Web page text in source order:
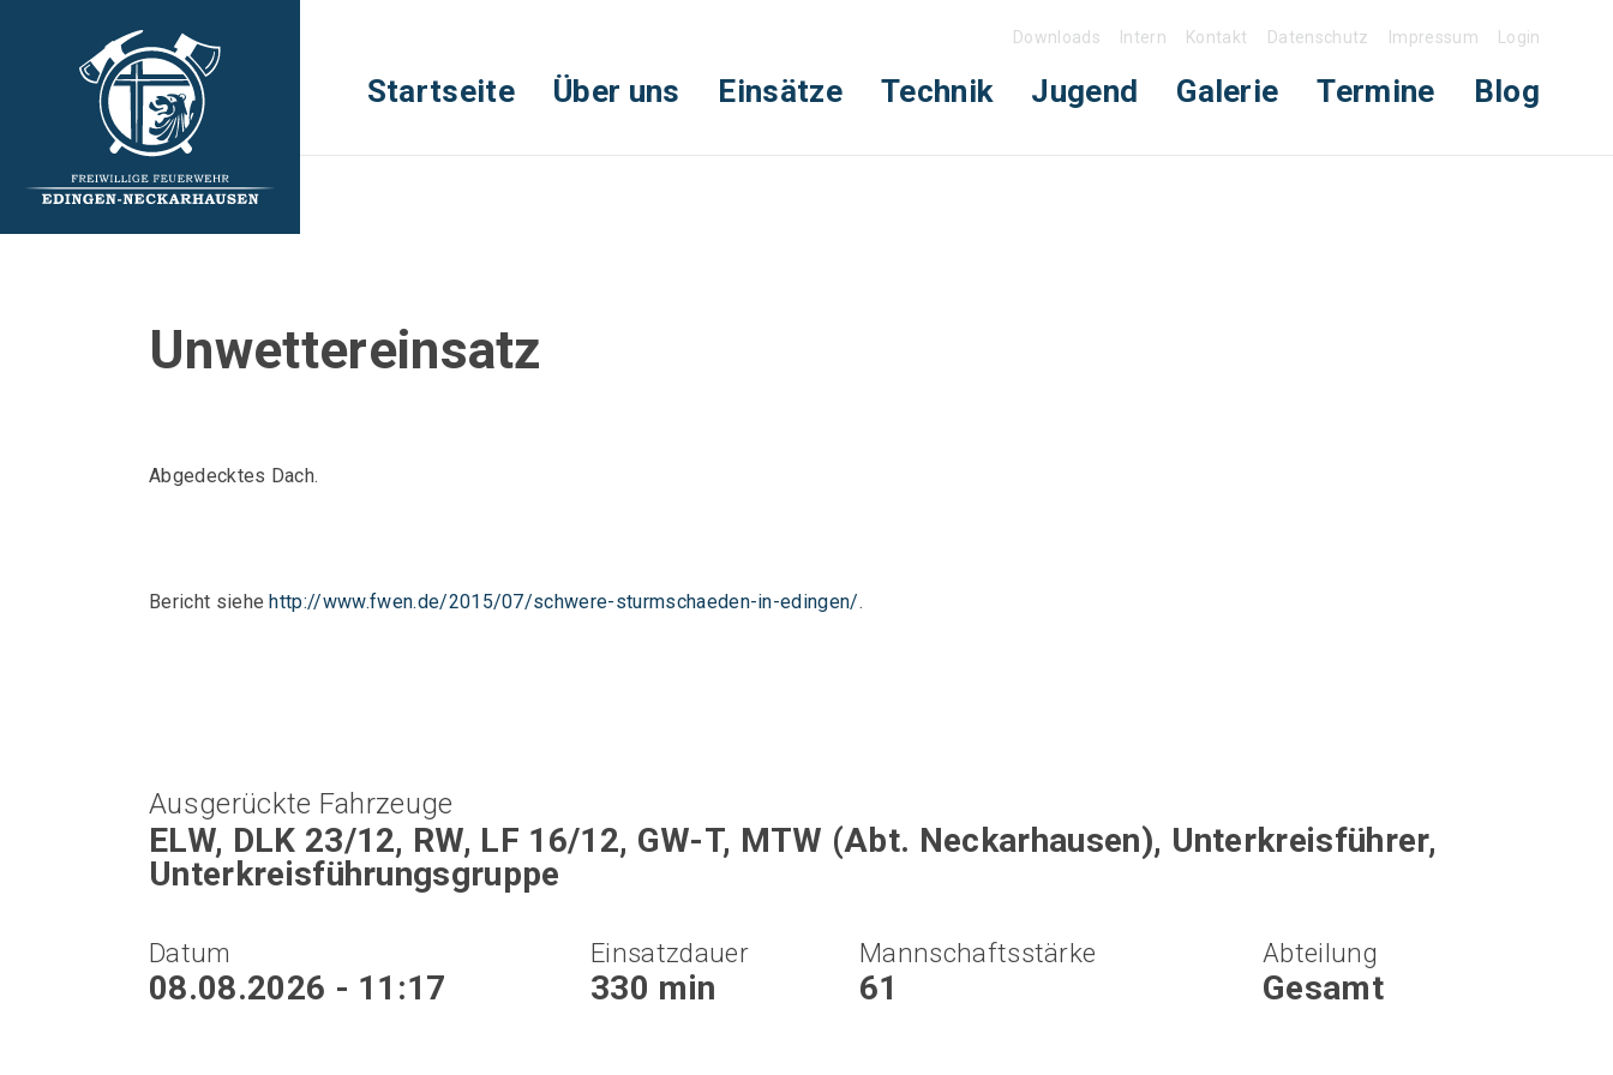
Downloads Intern Kontakt Datenschutz Impressum Login
Startseite Über uns Einsätze Technik Jugend Galerie Termine Blog
Unwettereinsatz
Abgedecktes Dach.
Bericht siehe http://www.fwen.de/2015/07/schwere-sturmschaeden-in-edingen/.
Ausgerückte Fahrzeuge
ELW, DLK 23/12, RW, LF 16/12, GW-T, MTW (Abt. Neckarhausen), Unterkreisführer,
Unterkreisführungsgruppe
Datum
08.08.2026 - 11:17
Einsatzdauer
330 min
Mannschaftsstärke
61
Abteilung
Gesamt